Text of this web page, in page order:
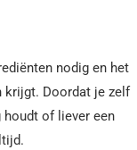
nodig en het
krijgt. Doordat je zelf
of liever een